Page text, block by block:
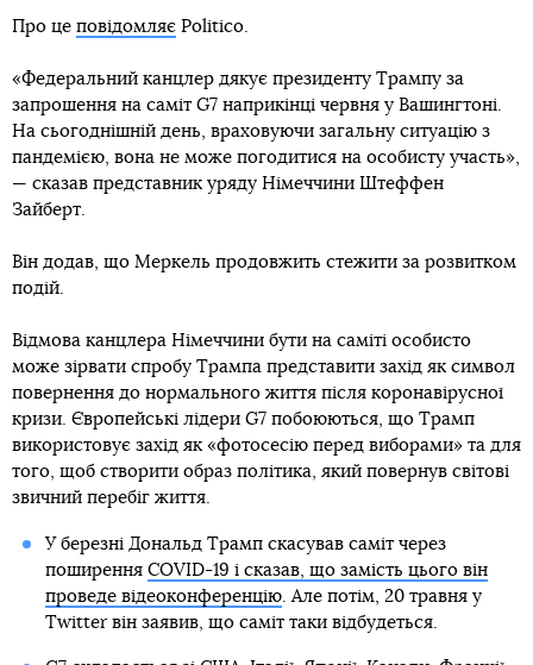
Про це повідомляє Politico.
«Федеральний канцлер дякує президенту Трампу за
запрошення на саміт G7 наприкінці червня у Вашингтоні.
На сьогоднішній день, враховуючи загальну ситуацію з
пандемією, вона не може погодитися на особисту участь»,
— сказав представник уряду Німеччини Штеффен
Зайберт.
Він додав, що Меркель продовжить стежити за розвитком
подій.
Відмова канцлера Німеччини бути на саміті особисто
може зірвати спробу Трампа представити захід як символ
повернення до нормального життя після коронавірусної
кризи. Європейські лідери G7 побоюються, що Трамп
використовує захід як «фотосесію перед виборами» та для
того, щоб створити образ політика, який повернув світові
звичний перебіг життя.
У березні Дональд Трамп скасував саміт через
поширення COVID-19 і сказав, що замість цього він
проведе відеоконференцію. Але потім, 20 травня у
Twitter він заявив, що саміт таки відбудеться.